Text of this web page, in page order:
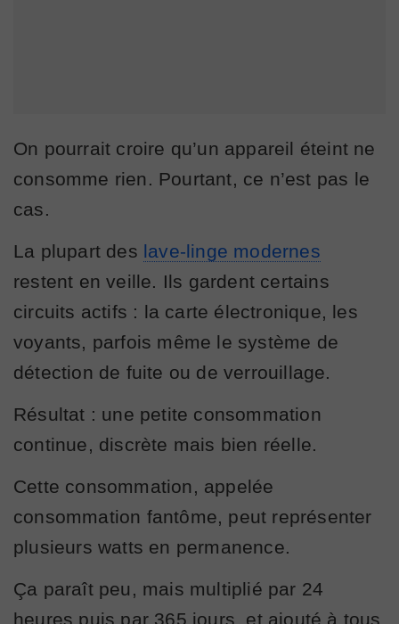
On pourrait croire qu’un appareil éteint ne
consomme rien. Pourtant, ce n’est pas le
cas.
La plupart des lave-linge modernes
restent en veille. Ils gardent certains
circuits actifs : la carte électronique, les
voyants, parfois même le système de
détection de fuite ou de verrouillage.
Résultat : une petite consommation
continue, discrète mais bien réelle.
Cette consommation, appelée
consommation fantôme, peut représenter
plusieurs watts en permanence.
Ça paraît peu, mais multiplié par 24
heures puis par 365 jours, et ajouté à tous